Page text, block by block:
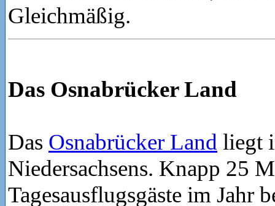
Gleichmäßig.
Das Osnabrücker Land
Das Osnabrücker Land liegt
Niedersachsens. Knapp 25
Tagesausflugsgäste im Jahr